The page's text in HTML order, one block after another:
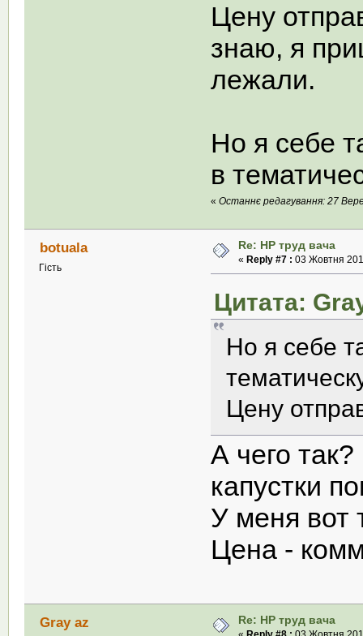
Цену
знаю, я
лежали.
Но я себе
в
«Останнє редагування: 27
botuala
Гість
Re: НР труд вача
« Reply #7 : 03 Жовтня
Цитата:
Но я себе
Цену
А чего
капустки
У меня вот
Цена -
Gray az Re: НР труд вача